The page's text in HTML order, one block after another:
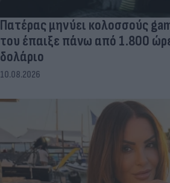
Πατέρας μηνύει κολοσσούς
του έπαιξε πάνω από 1.800
δολάριο
10.08.2026